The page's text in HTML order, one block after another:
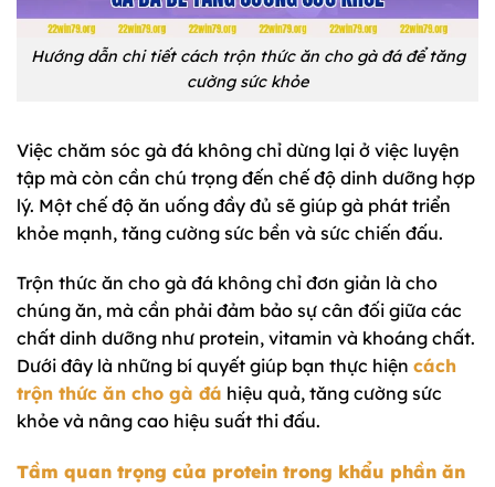
Hướng dẫn chi tiết cách trộn thức ăn cho gà đá để tăng
cường sức khỏe
Việc chăm sóc gà đá không chỉ dừng lại ở việc luyện
tập mà còn cần chú trọng đến chế độ dinh dưỡng hợp
lý. Một chế độ ăn uống đầy đủ sẽ giúp gà phát triển
khỏe mạnh, tăng cường sức bền và sức chiến đấu.
Trộn thức ăn cho gà đá không chỉ đơn giản là cho
chúng ăn, mà cần phải đảm bảo sự cân đối giữa các
chất dinh dưỡng như protein, vitamin và khoáng chất.
Dưới đây là những bí quyết giúp bạn thực hiện cách
trộn thức ăn cho gà đá hiệu quả, tăng cường sức
khỏe và nâng cao hiệu suất thi đấu.
Tầm quan trọng của protein trong khẩu phần ăn